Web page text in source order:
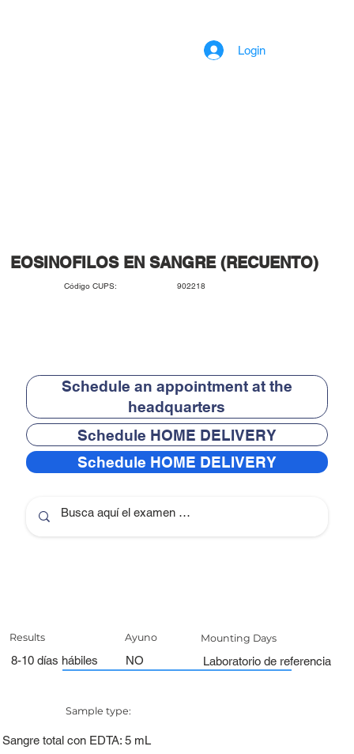
Login
EOSINOFILOS EN SANGRE (RECUENTO)
Código CUPS: 902218
Schedule an appointment at the
headquarters
Schedule HOME DELIVERY
Schedule HOME DELIVERY
Results
8-10 días hábiles
Mounting Days
Laboratorio de referencia
Ayuno
NO
Sample type:
Sangre total con EDTA: 5 mL